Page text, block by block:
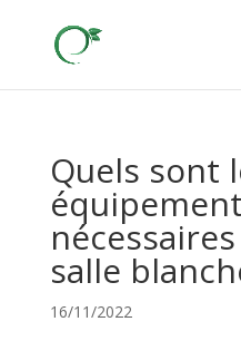
Quels sont
salle
16/11/2022